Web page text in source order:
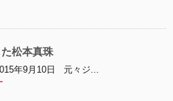
松本真珠
年9月10日 元々ジ...